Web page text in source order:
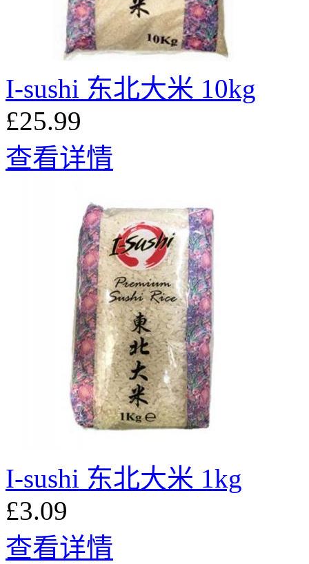
I-sushi 东北大米 10kg
£25.99
查看详情
I-sushi 东北大米 1kg
£3.09
查看详情